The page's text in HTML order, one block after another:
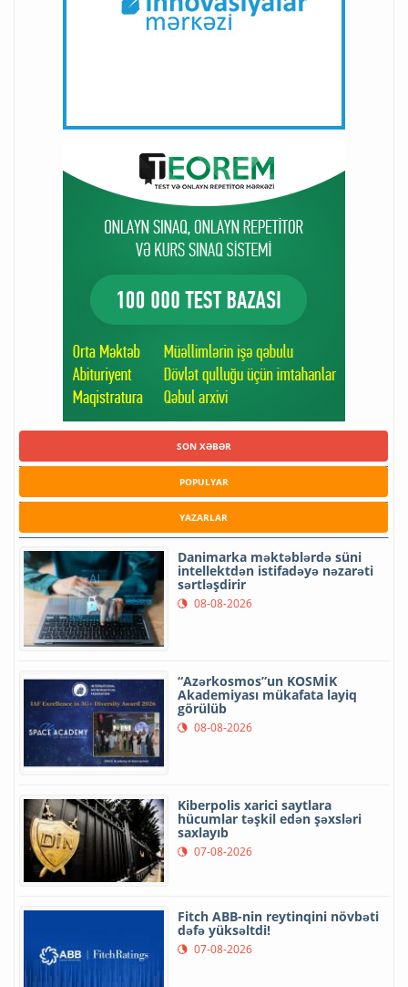
SON XƏBƏR
POPULYAR
YAZARLAR
Danimarka məktəblərdə süni
intellektdən istifadəyə nəzarəti
sərtləşdirir
08-08-2026
“Azərkosmos”un KOSMİK
Akademiyası mükafata layiq
görülüb
08-08-2026
Kiberpolis xarici saytlara
hücumlar təşkil edən şəxsləri
saxlayıb
07-08-2026
Fitch ABB-nin reytinqini növbəti
dəfə yüksəltdi!
07-08-2026